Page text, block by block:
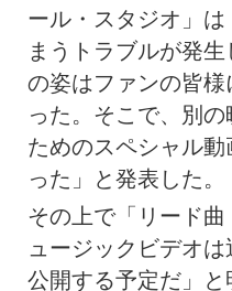
ール・スタジオ」
まうトラブルが発
の姿はファンの皆
った。そこで、別
ためのスペシャル
った」と発表した。
その上で「リード曲
ュージックビデオ
公開する予定だ」と